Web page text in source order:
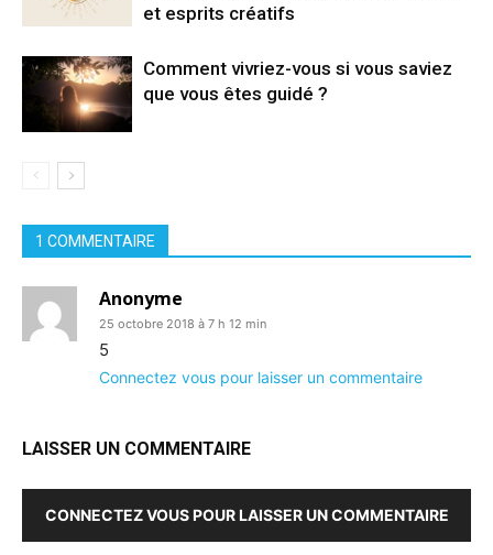
et esprits créatifs
Comment vivriez-vous si vous saviez
que vous êtes guidé ?
1 COMMENTAIRE
Anonyme
25 octobre 2018 à 7 h 12 min
5
Connectez vous pour laisser un commentaire
LAISSER UN COMMENTAIRE
CONNECTEZ VOUS POUR LAISSER UN COMMENTAIRE